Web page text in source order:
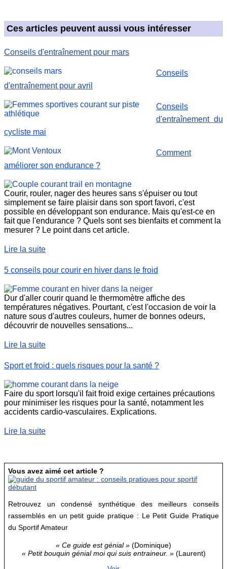
Ces articles peuvent aussi vous intéresser
Conseils d'entraînement pour mars
Conseils
d'entraînement pour avril
Conseils
d'entraînement du
cycliste mai
Comment
améliorer son endurance ?
Courir, rouler, nager des heures sans s'épuiser ou tout
simplement se faire plaisir dans son sport favori, c'est
possible en développant son endurance. Mais qu'est-ce en
fait que l'endurance ? Quels sont ses bienfaits et comment la
mesurer ? Le point dans cet article.
Lire la suite
5 conseils pour courir en hiver dans le froid
Dur d'aller courir quand le thermomètre affiche des
températures négatives. Pourtant, c'est l'occasion de voir la
nature sous d'autres couleurs, humer de bonnes odeurs,
découvrir de nouvelles sensations...
Lire la suite
Sport et froid : quels risques pour la santé ?
Faire du sport lorsqu'il fait froid exige certaines précautions
pour minimiser les risques pour la santé, notamment les
accidents cardio-vasculaires. Explications.
Lire la suite
Vous avez aimé cet article ?
Retrouvez un condensé synthétique des meilleurs conseils
rassemblés en un petit guide pratique : Le Petit Guide Pratique
du Sportif Amateur
« Ce guide est génial » (Dominique)
« Petit bouquin génial moi qui suis entraineur. »(Laurent)